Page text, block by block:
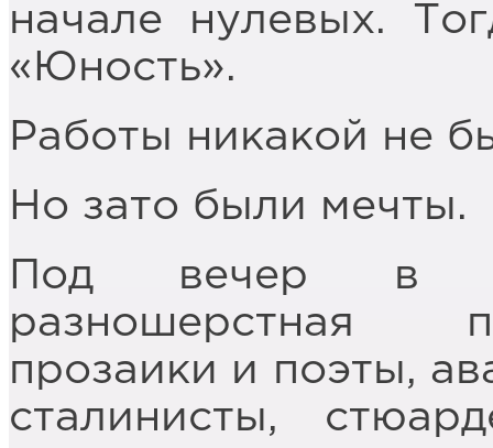
начале нулевых.
«Юность».
Работы никакой не
Но зато были мечты.
Под вечер в
разношерстная
прозаики и поэты,
сталинисты,